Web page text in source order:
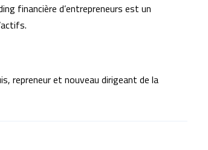
financière d’entrepreneurs est un
repreneur et nouveau dirigeant de la